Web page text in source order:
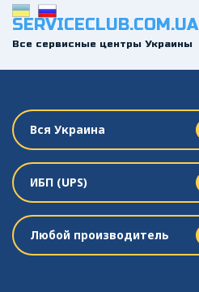
SERVICECLUB.COM.UA
Все сервисные центры Украины
Вся Украина
ИБП (UPS)
Любой производитель